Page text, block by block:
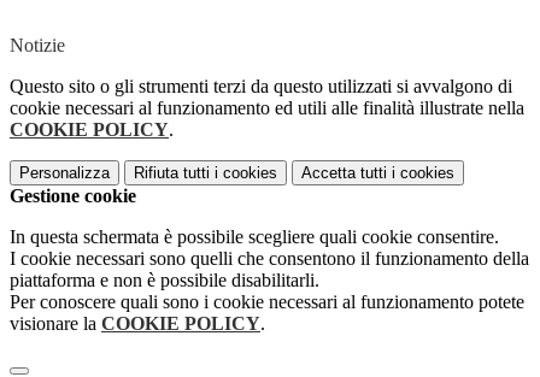
Notizie
Questo sito o gli strumenti terzi da questo utilizzati si avvalgono di
cookie necessari al funzionamento ed utili alle finalità illustrate nella
COOKIE POLICY.
Personalizza Rifiuta tutti i cookies Accetta tutti i cookies
Gestione cookie
In questa schermata è possibile scegliere quali cookie consentire.
I cookie necessari sono quelli che consentono il funzionamento della
piattaforma e non è possibile disabilitarli.
Per conoscere quali sono i cookie necessari al funzionamento potete
visionare la COOKIE POLICY.